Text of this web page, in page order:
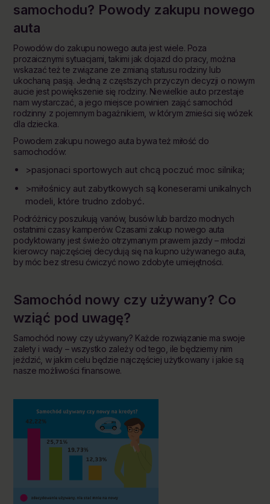
samochodu? Powody zakupu nowego
auta
Powodów do zakupu nowego auta jest wiele. Poza
prozaicznymi sytuacjami, takimi jak dojazd do pracy, można
wskazać też te związane ze zmianą statusu rodziny lub
ukochaną pasją. Jedną z częstszych przyczyn decyzji o nowym
aucie jest powiększenie się rodziny. Niewielkie auto przestaje
nam wystarczać, a jego miejsce powinien zająć samochód
rodzinny z pojemnym bagażnikiem, w którym zmieści się wózek
dla dziecka.
Powodem zakupu nowego auta bywa też miłość do
samochodów:
>pasjonaci sportowych aut chcą poczuć moc silnika;
>miłośnicy aut zabytkowych są koneserami unikalnych
modeli, które trudno zdobyć.
Podróżnicy poszukują vanów, busów lub bardzo modnych
ostatnimi czasy kamperów. Czasami zakup nowego auta
podyktowany jest świeżo otrzymanym prawem jazdy – młodzi
kierowcy najczęściej decydują się na kupno używanego auta,
by móc bez stresu ćwiczyć nowo zdobyte umiejętności.
Samochód nowy czy używany? Co
wziąć pod uwagę?
Samochód nowy czy używany? Każde rozwiązanie ma swoje
zalety i wady – wszystko zależy od tego, ile będziemy nim
jeździć, w jakim celu będzie najczęściej użytkowany i jakie są
nasze możliwości finansowe.